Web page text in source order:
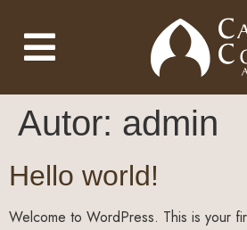
Autor: admin
Hello world!
Welcome to WordPress. This is your